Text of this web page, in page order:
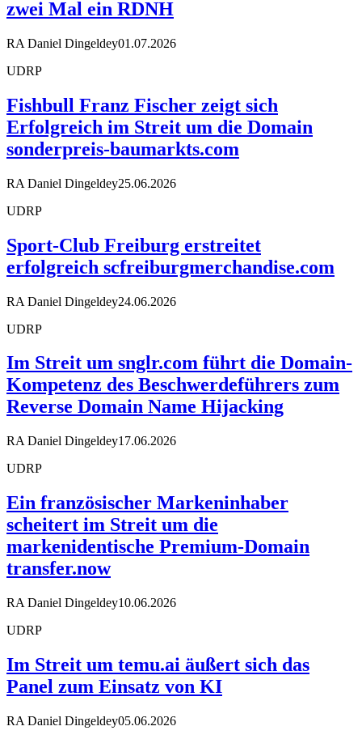
zwei Mal ein RDNH
RA Daniel Dingeldey01.07.2026
UDRP
Fishbull Franz Fischer zeigt sich
Erfolgreich im Streit um die Domain
sonderpreis-baumarkts.com
RA Daniel Dingeldey25.06.2026
UDRP
Sport-Club Freiburg erstreitet
erfolgreich scfreiburgmerchandise.com
RA Daniel Dingeldey24.06.2026
UDRP
Im Streit um snglr.com führt die Domain-
Kompetenz des Beschwerdeführers zum
Reverse Domain Name Hijacking
RA Daniel Dingeldey17.06.2026
UDRP
Ein französischer Markeninhaber
scheitert im Streit um die
markenidentische Premium-Domain
transfer.now
RA Daniel Dingeldey10.06.2026
UDRP
Im Streit um temu.ai äußert sich das
Panel zum Einsatz von KI
RA Daniel Dingeldey05.06.2026